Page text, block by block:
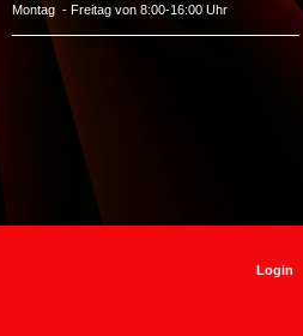
Montag - Freitag von 8:00-16:00 Uhr
Login